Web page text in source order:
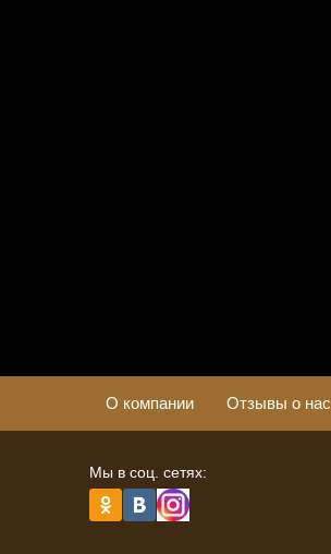
О компании Отзывы о нас
Мы в соц. сетях: